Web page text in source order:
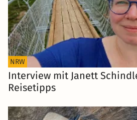
NRW
Interview mit Janett
Reisetipps